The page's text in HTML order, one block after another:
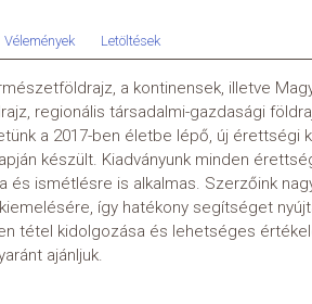
Vélemények Letöltések
a kontinensek, illetve
regionális társadalmi-gazdasági
a 2017-ben életbe lépő, új érettségi
készült. Kiadványunk minden
és ismétlésre is alkalmas. Szerzőink
így hatékony segítséget
tétel kidolgozása és lehetséges
ajánljuk.